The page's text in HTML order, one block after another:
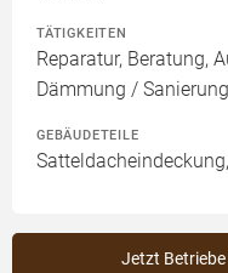
TÄTIGKEITEN
Reparatur, Beratung,
Dämmung /
GEBÄUDETEILE
Jetzt Betriebe